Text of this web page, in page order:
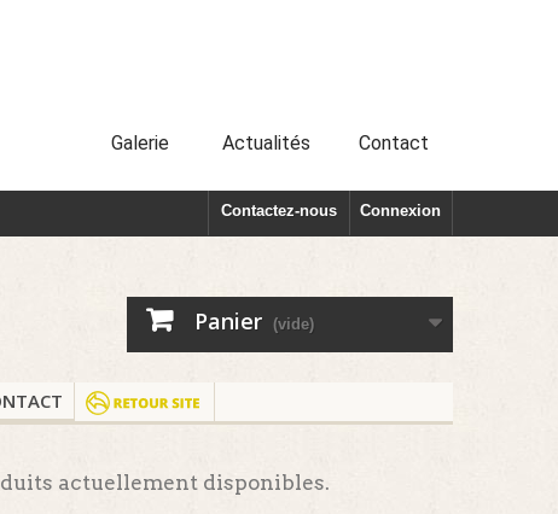
Galerie Actualités Contact
Connexion
Contactez-nous
Panier (vide)
actuellement disponibles.